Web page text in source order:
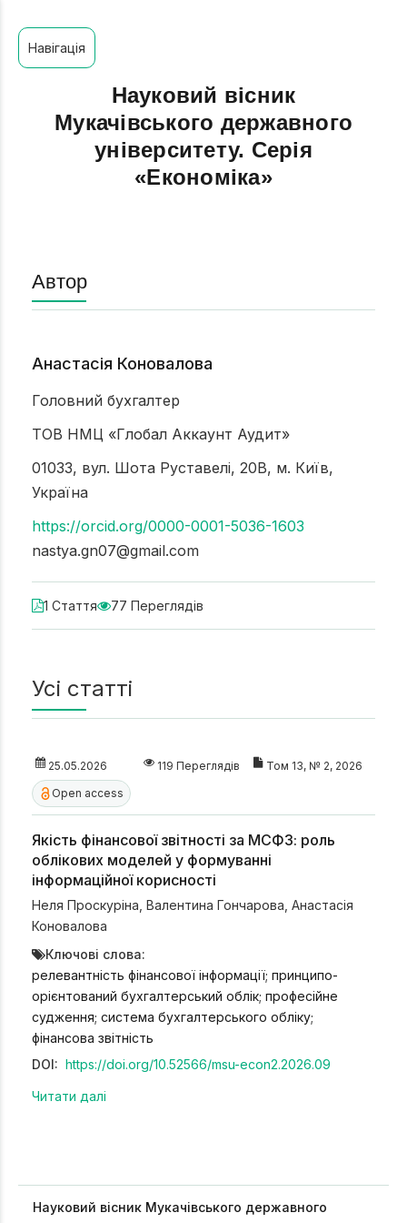
Навігація
Науковий вісник
Мукачівського державного
університету. Серія
«Економіка»
Автор
Анастасія Коновалова
Головний бухгалтер
ТОВ НМЦ «Глобал Аккаунт Аудит»
01033, вул. Шота Руставелі, 20В, м. Київ,
Україна
https://orcid.org/0000-0001-5036-1603
nastya.gn07@gmail.com
1 Стаття 77 Переглядів
Усі статті
25.05.2026 119 Переглядів Том 13, № 2, 2026
Open access
Якість фінансової звітності за МСФЗ: роль
облікових моделей у формуванні
інформаційної корисності
Неля Проскуріна Валентина Гончарова Анастасія
Коновалова
Ключові слова:
релевантність фінансової інформації; принципо-
орієнтований бухгалтерський облік; професійне
судження; система бухгалтерського обліку;
фінансова звітність
DOI: https://doi.org/10.52566/msu-econ2.2026.09
Читати далі
Науковий вісник Мукачівського державного